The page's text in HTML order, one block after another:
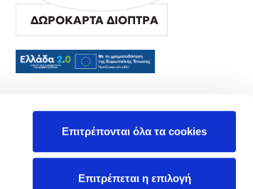
Επιτρέπονται όλα τα cookies
Επιτρέπεται η επιλογή
ΔΩΡΟΚΑΡΤΑ ΔΙΟΠΤΡΑ